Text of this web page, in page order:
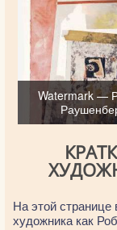
Watermark —
На этой странице
художника как